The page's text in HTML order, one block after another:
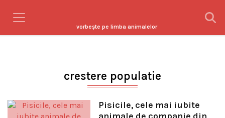
vorbeşte pe limba animalelor
crestere populatie
Pisicile, cele mai iubite